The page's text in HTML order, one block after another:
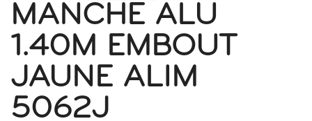
MANCHE ALU
1.40M EMBOUT
JAUNE ALIM
5062J